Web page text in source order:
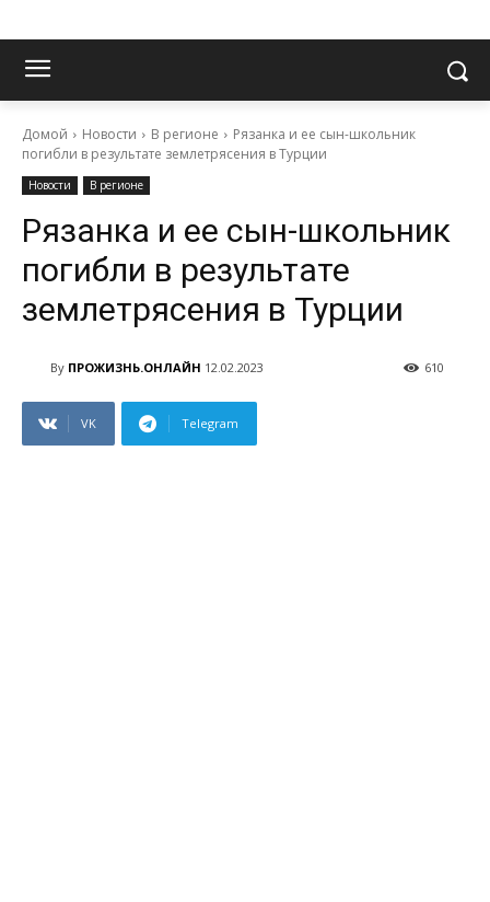
Домой Новости В регионе
Рязанка и ее сын-школьник
погибли в результате землетрясения в Турции
Новости В регионе
Рязанка и ее сын-школьник
погибли в результате
землетрясения в Турции
By ПРОЖИЗНЬ.ОНЛАЙН 12.02.2023 610
VK Telegram